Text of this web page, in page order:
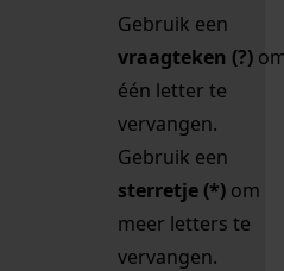
Gebruik een
vraagteken (?)
één letter te
vervangen.
Gebruik een
sterretje (*) om
meer letters te
vervangen.